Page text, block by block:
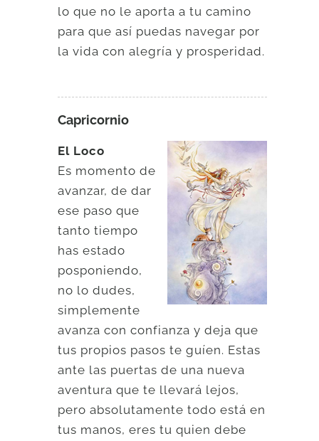
lo que no le aporta a tu camino
para que así puedas navegar por
la vida con alegría y prosperidad.
Capricornio
El Loco
Es momento de
avanzar, de dar
ese paso que
tanto tiempo
has estado
posponiendo,
no lo dudes,
simplemente
avanza con confianza y deja que
tus propios pasos te guíen. Estas
ante las puertas de una nueva
aventura que te llevará lejos,
pero absolutamente todo está en
tus manos, eres tu quien debe